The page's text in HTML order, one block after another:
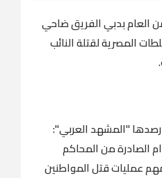
العام بدبي الفريق ضاحي
المصرية لقتلة النائب
رصدها "المشهد العربي":
الصادرة من المحاكم
عمليات قتل المواطنين